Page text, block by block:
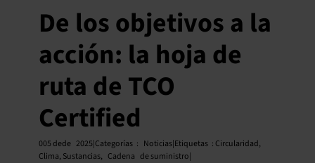
De los objetivos a la
acción: la hoja de
ruta de TCO
Certified
005 dede 2025|Categorías : Noticias|Etiquetas : Circularidad,
Clima, Sustancias, Cadena de suministro|